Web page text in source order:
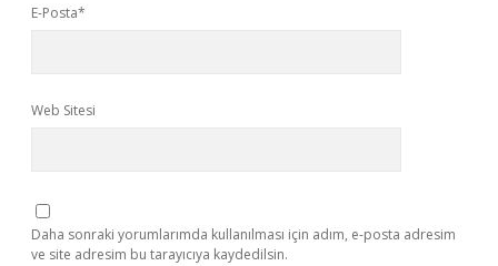
E-Posta*
Web Sitesi
Daha sonraki yorumlarımda kullanılması için adım, e-posta adresim
ve site adresim bu tarayıcıya kaydedilsin.